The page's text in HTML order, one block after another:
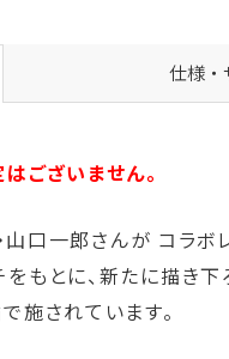
仕様・
ございません。
口一郎さんが コラ
もとに、新たに描き
施されています。